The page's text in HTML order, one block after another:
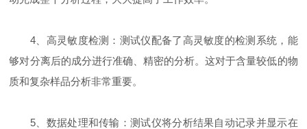
4、高灵敏度检测：测试仪配备了高灵敏度的检测系统，能
够对分离后的成分进行准确、精密的分析。这对于含量较低的物
质和复杂样品分析非常重要。
5、数据处理和传输：测试仪将分析结果自动记录并显示在